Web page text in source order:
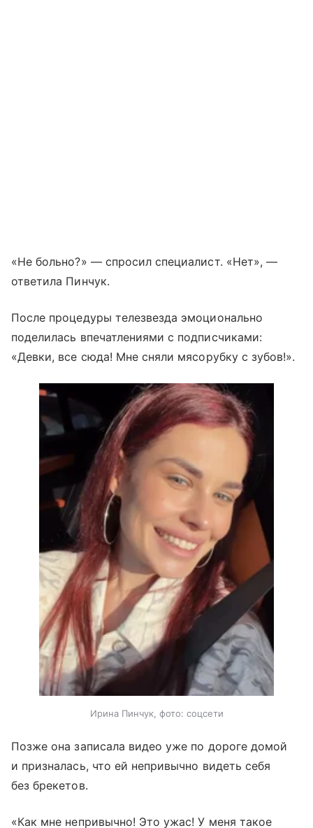
«Не больно?» — спросил специалист. «Нет», —
ответила Пинчук.
После процедуры телезвезда эмоционально
поделилась впечатлениями с подписчиками:
«Девки, все сюда! Мне сняли мясорубку с зубов!».
Ирина Пинчук, фото: соцсети
Позже она записала видео уже по дороге домой
и призналась, что ей непривычно видеть себя
без брекетов.
«Как мне непривычно! Это ужас! У меня такое